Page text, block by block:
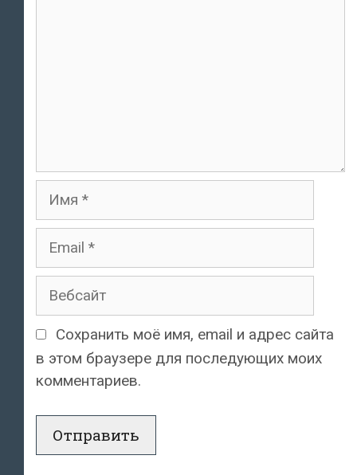
Имя
Email
Вебсайт
Сохранить моё имя, email и адрес сайта
в этом браузере для последующих моих
комментариев.